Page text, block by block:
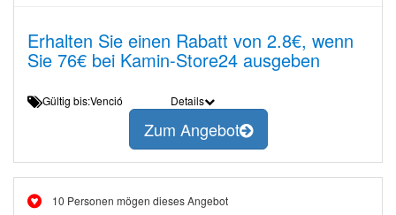
Erhalten Sie einen Rabatt von 2.8€, wenn
Sie 76€ bei Kamin-Store24 ausgeben
Gültig bis:Venció Details
Zum Angebot
10 Personen mögen dieses Angebot